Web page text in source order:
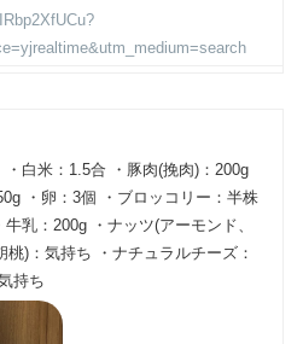
・白米：1.5合 ・豚肉(挽肉)：200g
・卵：3個 ・ブロッコリー：半株
牛乳：200g ・ナッツ(アーモンド、
桃)：気持ち ・ナチュラルチーズ：
持ち